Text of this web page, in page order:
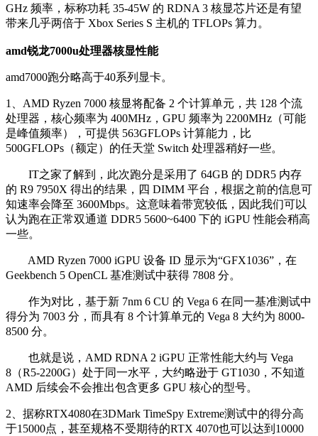
GHz 频率，标称功耗 35-45W 的 RDNA 3 核显芯片还是有望
带来几乎两倍于 Xbox Series S 主机的 TFLOPs 算力。
amd锐龙7000u处理器核显性能
amd7000跑分略高于40系列显卡。
1、AMD Ryzen 7000 核显将配备 2 个计算单元，共 128 个流
处理器，核心频率为 400MHz，GPU 频率为 2200MHz（可能
是峰值频率），可提供 563GFLOPs 计算能力，比
500GFLOPs（额定）的任天堂 Switch 处理器稍好一些。
IT之家了解到，此次跑分是采用了 64GB 的 DDR5 内存
的 R9 7950X 得出的结果，四 DIMM 平台，根据之前的信息可
知速率会降至 3600Mbps。这意味着带宽较低，因此我们可以
认为跑在正常双通道 DDR5 5600~6400 下的 iGPU 性能会稍高
一些。
AMD Ryzen 7000 iGPU 设备 ID 显示为“GFX1036”，在
Geekbench 5 OpenCL 基准测试中获得 7808 分。
作为对比，基于新 7nm 6 CU 的 Vega 6 在同一基准测试中
得分为 7003 分，而具有 8 个计算单元的 Vega 8 大约为 8000-
8500 分。
也就是说，AMD RDNA 2 iGPU 正常性能大约与 Vega
8（R5-2200G）处于同一水平，大约略逊于 GT1030，不知道
AMD 后续会不会推出包含更多 GPU 核心的型号。
2、据称RTX4080在3DMark TimeSpy Extreme测试中的得分高
于15000点，甚至规格不受期待的RTX 4070也可以达到10000